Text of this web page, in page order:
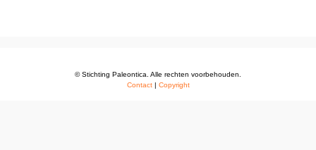
© Stichting Paleontica. Alle rechten voorbehouden.
Contact| Copyright